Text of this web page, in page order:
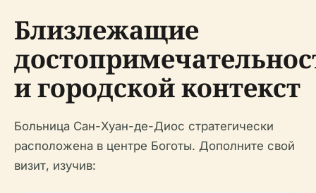
Близлежащие
и городской контекст
Больница Сан-Хуан-де-Диос стратегически
расположена в центре Боготы. Дополните свой
визит, изучив: